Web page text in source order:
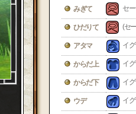
みぎて セ
ひだりて (セ
アタマ イ
からだ上 イ
からだ下 イ
ウデ イ